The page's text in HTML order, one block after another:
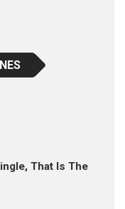
That Is The